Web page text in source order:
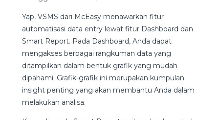
Yap, VSMS dari McEasy menawarkan fitur
automatisasi data entry lewat fitur Dashboard dan
Smart Report. Pada Dashboard, Anda dapat
mengakses berbagai rangkuman data yang
ditampilkan dalam bentuk grafik yang mudah
dipahami. Grafik-grafik ini merupakan kumpulan
insight penting yang akan membantu Anda dalam
melakukan analisa.